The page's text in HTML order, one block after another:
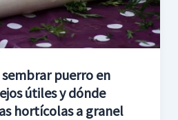
sembrar puerro en
útiles y dónde
hortícolas a granel